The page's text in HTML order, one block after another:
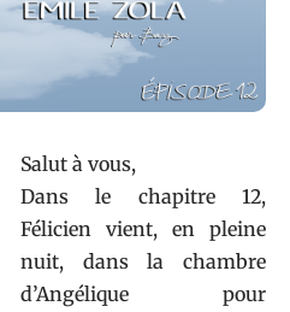
Salut à vous,
Dans le chapitre 12,
Félicien vient, en pleine
nuit, dans la chambre
d’Angélique pour